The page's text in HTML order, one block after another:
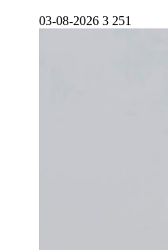
03-08-2026 3 251